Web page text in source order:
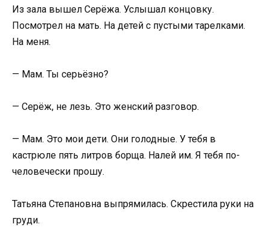
Из зала вышел Серёжа. Услышал концовку.
Посмотрел на мать. На детей с пустыми тарелками.
На меня.
— Мам. Ты серьёзно?
— Серёж, не лезь. Это женский разговор.
— Мам. Это мои дети. Они голодные. У тебя в
кастрюле пять литров борща. Налей им. Я тебя по-
человечески прошу.
Татьяна Степановна выпрямилась. Скрестила руки на
груди.